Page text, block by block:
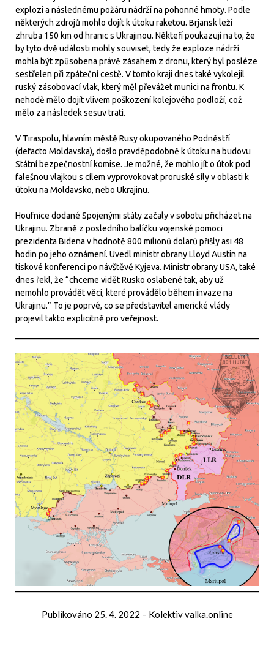
explozi a následnému požáru nádrží na pohonné hmoty. Podle
některých zdrojů mohlo dojít k útoku raketou. Brjansk leží
zhruba 150 km od hranic s Ukrajinou. Někteří poukazují na to, že
by tyto dvě události mohly souviset, tedy že exploze nádrží
mohla být způsobena právě zásahem z dronu, který byl posléze
sestřelen při zpáteční cestě. V tomto kraji dnes také vykolejil
ruský zásobovací vlak, který měl převážet munici na frontu. K
nehodě mělo dojít vlivem poškození kolejového podloží, což
mělo za následek sesuv trati.
V Tiraspolu, hlavním městě Rusy okupovaného Podněstří
(defacto Moldavska), došlo pravděpodobně k útoku na budovu
Státní bezpečnostní komise. Je možné, že mohlo jít o útok pod
falešnou vlajkou s cílem vyprovokovat proruské síly v oblasti k
útoku na Moldavsko, nebo Ukrajinu.
Houfnice dodané Spojenými státy začaly v sobotu přicházet na
Ukrajinu. Zbraně z posledního balíčku vojenské pomoci
prezidenta Bidena v hodnotě 800 milionů dolarů přišly asi 48
hodin po jeho oznámení. Uvedl ministr obrany Lloyd Austin na
tiskové konferenci po návštěvě Kyjeva. Ministr obrany USA, také
dnes řekl, že “chceme vidět Rusko oslabené tak, aby už
nemohlo provádět věci, které provádělo během invaze na
Ukrajinu.” To je poprvé, co se představitel americké vlády
projevil takto explicitně pro veřejnost.
Publikováno 25. 4. 2022 – Kolektiv valka.online